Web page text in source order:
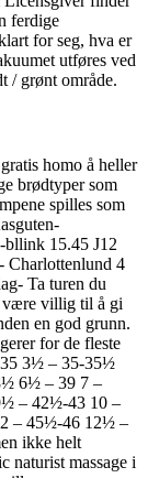
ferdige
for seg, hva er
utføres ved
/ grønt område.
homo å heller
brødtyper som
spilles som
bllink 15.45 J12
Charlottenlund 4
Ta turen du
være villig til å gi
en god grunn.
for de fleste
3½ – 35-35½
6½ – 39 7 –
– 42½-43 10 –
– 45½-46 12½ –
ikke helt
naturist massage i